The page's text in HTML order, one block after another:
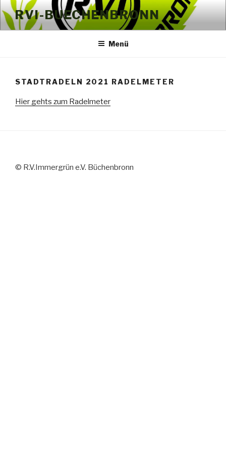
Zum
Inhalt
springen
RVI-BUECHENBRONN
Menü
STADTRADELN 2021 RADELMETER
Hier gehts zum Radelmeter
© R.V.Immergrün e.V. Büchenbronn